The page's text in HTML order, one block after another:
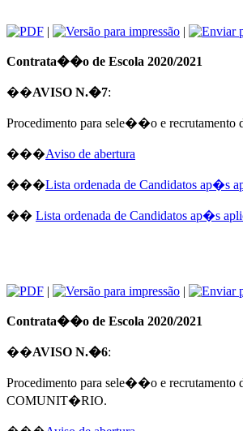
| |
Contrata��o de Escola 2020/2021
��AVISO N.�7:
Procedimento para sele��o e
���Aviso de abertura
���Lista ordenada de Candidatos
�� Lista ordenada de Candidatos ap�s
| |
Contrata��o de Escola 2020/2021
��AVISO N.�6:
Procedimento para sele��o e
COMUNIT�RIO.